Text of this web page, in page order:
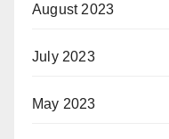
August 2023
July 2023
May 2023